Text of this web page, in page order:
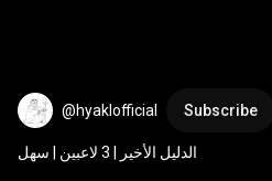
@hyaklofficial Subscribe
الدليل الأخير | 3 لاعبين | سهل